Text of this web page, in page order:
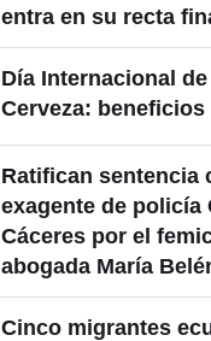
entra en su recta
Día Internacional
Cerveza: beneficios
Ratifican sentencia
exagente de policía
Cáceres por el
abogada María
Cinco migrantes